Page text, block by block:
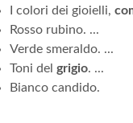
I colori dei gioielli,
Rosso rubino. ...
Verde smeraldo. ...
Toni del grigio. ...
Bianco candido.